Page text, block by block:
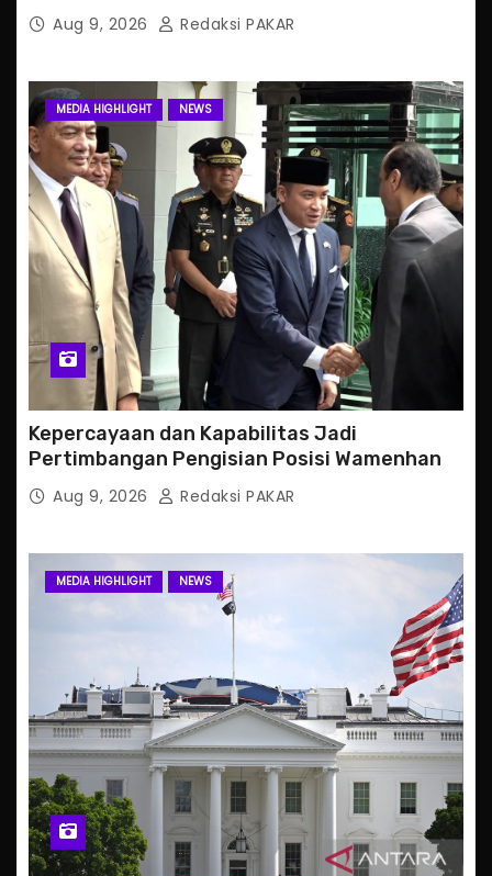
Aug 9, 2026 Redaksi PAKAR
MEDIA HIGHLIGHT NEWS
Kepercayaan dan Kapabilitas Jadi
Pertimbangan Pengisian Posisi Wamenhan
Aug 9, 2026 Redaksi PAKAR
MEDIA HIGHLIGHT NEWS